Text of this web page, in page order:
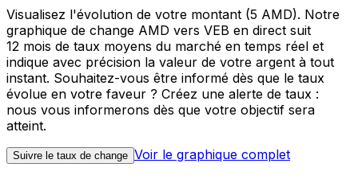
Visualisez l'évolution de votre montant (5 AMD). Notre
graphique de change AMD vers VEB en direct suit
12 mois de taux moyens du marché en temps réel et
indique avec précision la valeur de votre argent à tout
instant. Souhaitez-vous être informé dès que le taux
évolue en votre faveur ? Créez une alerte de taux :
nous vous informerons dès que votre objectif sera
atteint.
Suivre le taux de change Voir le graphique complet